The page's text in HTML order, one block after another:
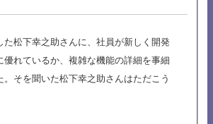
た松下幸之助さんに、社員が新しく開発
優れているか、複雑な機能の詳細を事細
。そを聞いた松下幸之助さんはただこう